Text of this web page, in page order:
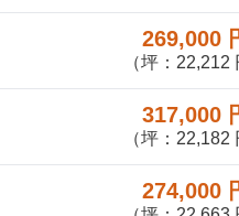
269,000
（坪：22,212
317,000
（坪：22,182
274,000